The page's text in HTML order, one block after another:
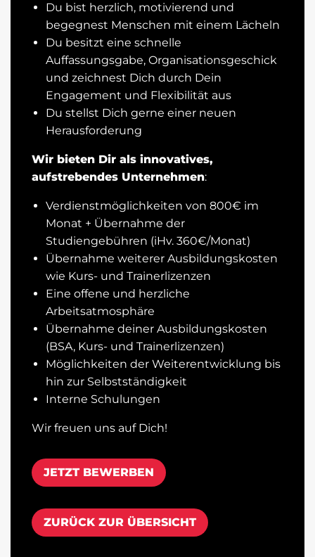
Du bist herzlich, motivierend und
begegnest Menschen mit einem Lächeln
Du besitzt eine schnelle
Auffassungsgabe, Organisationsgeschick
und zeichnest Dich durch Dein
Engagement und Flexibilität aus
Du stellst Dich gerne einer neuen
Herausforderung
Wir bieten Dir als innovatives,
aufstrebendes Unternehmen:
Verdienstmöglichkeiten von 800€ im
Monat + Übernahme der
Studiengebühren (iHv. 360€/Monat)
Übernahme weiterer Ausbildungskosten
wie Kurs- und Trainerlizenzen
Eine offene und herzliche
Arbeitsatmosphäre
Übernahme deiner Ausbildungskosten
(BSA, Kurs- und Trainerlizenzen)
Möglichkeiten der Weiterentwicklung bis
hin zur Selbstständigkeit
Interne Schulungen
Wir freuen uns auf Dich!
JETZT BEWERBEN
ZURÜCK ZUR ÜBERSICHT